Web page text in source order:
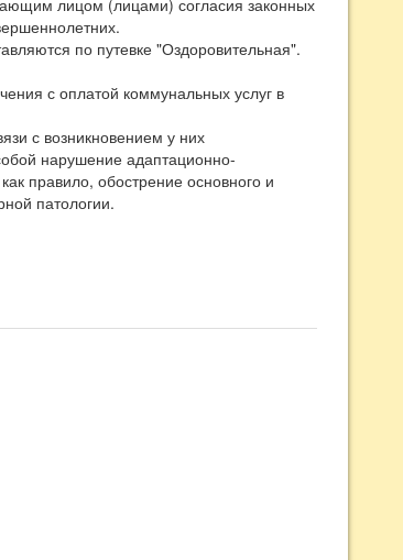
по путевке "Оздоровительная".
с оплатой коммунальных услуг в
с возникновением у них
нарушение адаптационно-
правило, обострение основного и
патологии.